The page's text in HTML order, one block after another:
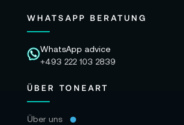
WHATSAPP BERATUNG
WhatsApp advice
+493 222 103 2839
ÜBER TONEART
Über uns